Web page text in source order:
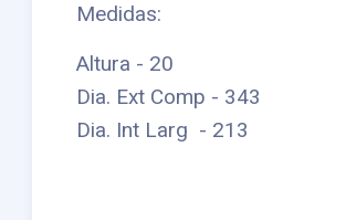
Medidas:
Altura - 20
Dia. Ext Comp - 343
Dia. Int Larg - 213